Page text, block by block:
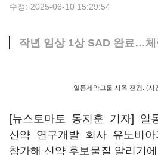
수정: 2025-06-10 15:29:54
작년 임상 1상 SAD 완료…체
일동제약그룹 사옥 전경. (사
[뉴스토마토 동지훈 기자] 일
신약 연구개발 회사 유노비아
참가해 신약 후보물질 알리기